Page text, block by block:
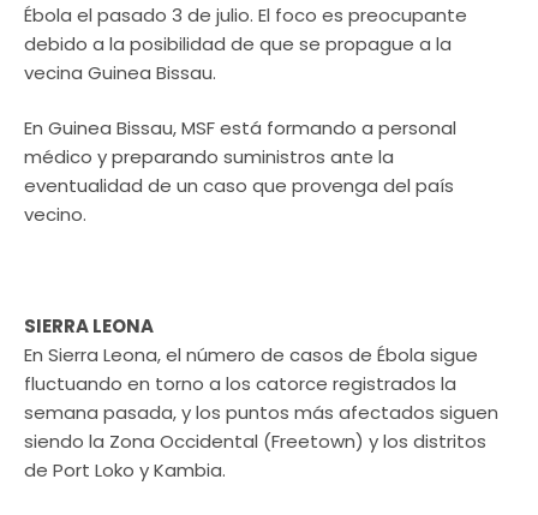
Ébola el pasado 3 de julio. El foco es preocupante
debido a la posibilidad de que se propague a la
vecina Guinea Bissau.
En Guinea Bissau, MSF está formando a personal
médico y preparando suministros ante la
eventualidad de un caso que provenga del país
vecino.
SIERRA LEONA
En Sierra Leona, el número de casos de Ébola sigue
fluctuando en torno a los catorce registrados la
semana pasada, y los puntos más afectados siguen
siendo la Zona Occidental (Freetown) y los distritos
de Port Loko y Kambia.